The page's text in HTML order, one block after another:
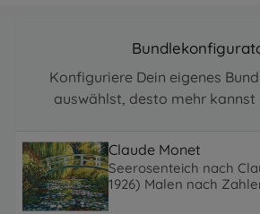
Konfiguriere Dein eigenes
auswählst, desto mehr kannst
Claude Monet
Seerosenteich nach
1926) Malen nach